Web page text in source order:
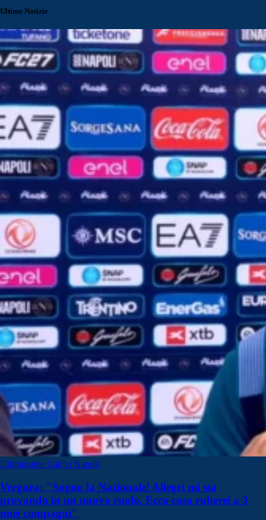
Ultime Notizie
Ultimissime Calcio Napoli
Vergara: "Sogno la Nazionale! Allegri mi sta
provando in un nuovo ruolo. Ecco cosa ruberei a 3
miei compagni"